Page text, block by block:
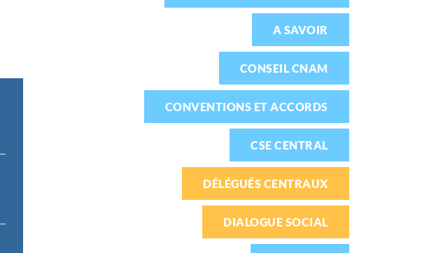
A SAVOIR
CONSEIL CNAM
CONVENTIONS ET ACCORDS
CSE CENTRAL
DÉLÉGUÉS CENTRAUX
DIALOGUE SOCIAL